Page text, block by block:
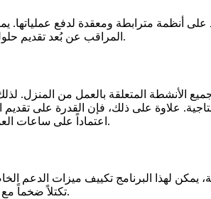
المراقب عن بُعد تقديم حلول متعددة الأوجه متوافقة مع أي نظام تشغيل أو برنامج، ودفعها عن بُعد إلى الخوادم والأجهزة.
الأنشطة المتعلقة بالعمل من
علاوة على ذلك، فإن القدرة على
اعتماداً على ساعات العمل الشخصية، مما يساعد في الحفاظ على تشغيل الأجهزة عندما تكون في أمس الحاجة إليها.
يمكن لهذا البرنامج تكييف ميزات الدعم
تكتلاً ضخماً مع عملاء وخدمات متنوعة، فإن الوصول غير المراقب عن بُعد يوفر قدرة تكيف كاملة في نشره.